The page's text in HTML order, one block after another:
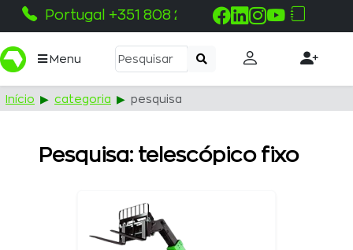
Portugal +351 808 215 115
Menu
Início categoria pesquisa
Pesquisa: telescópico fixo